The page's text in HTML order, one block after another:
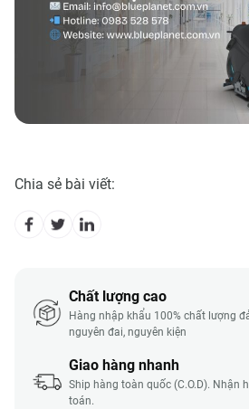
Chia sẻ bài viết:
Chất lượng cao
Hàng nhập khẩu 100% chất lượng
nguyên đai, nguyên kiện
Giao hàng nhanh
Ship hàng toàn quốc (C.O.D). Nhận
toán.